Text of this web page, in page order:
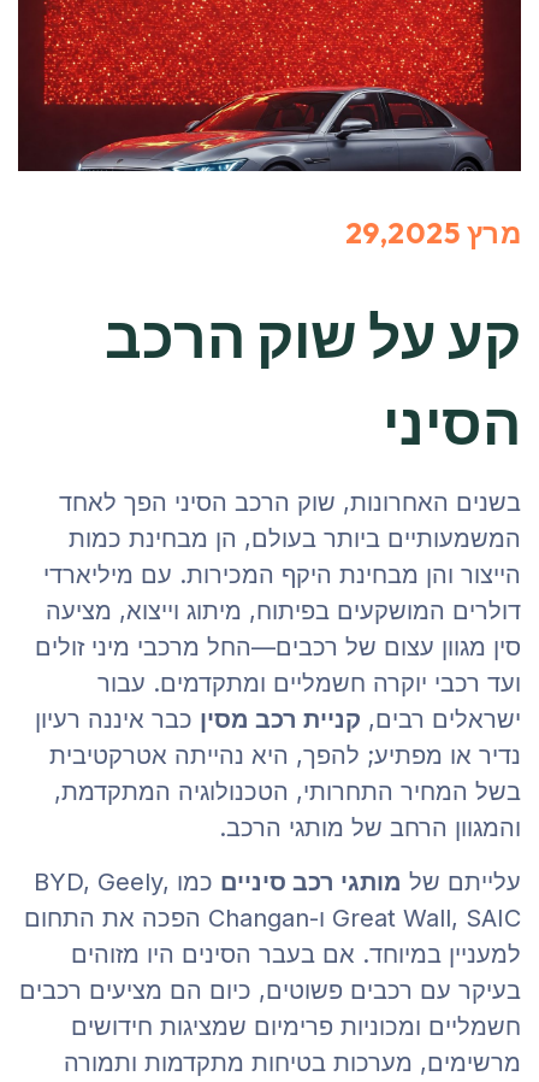
מרץ 29,2025
קע על שוק הרכב
הסיני
בשנים האחרונות, שוק הרכב הסיני הפך לאחד
המשמעותיים ביותר בעולם, הן מבחינת כמות
הייצור והן מבחינת היקף המכירות. עם מיליארדי
דולרים המושקעים בפיתוח, מיתוג וייצוא, מציעה
סין מגוון עצום של רכבים—החל מרכבי מיני זולים
ועד רכבי יוקרה חשמליים ומתקדמים. עבור
ישראלים רבים,קניית רכב מסיןכבר איננה רעיון
נדיר או מפתיע; להפך, היא נהייתה אטרקטיבית
בשל המחיר התחרותי, הטכנולוגיה המתקדמת,
והמגוון הרחב של מותגי הרכב.
עלייתם שלמותגי רכב סיניים
כמו BYD, Geely,
Great Wall, SAIC ו-Changan הפכה את התחום
למעניין במיוחד. אם בעבר הסינים היו מזוהים
בעיקר עם רכבים פשוטים, כיום הם מציעים רכבים
חשמליים ומכוניות פרימיום שמציגות חידושים
מרשימים, מערכות בטיחות מתקדמות ותמורה